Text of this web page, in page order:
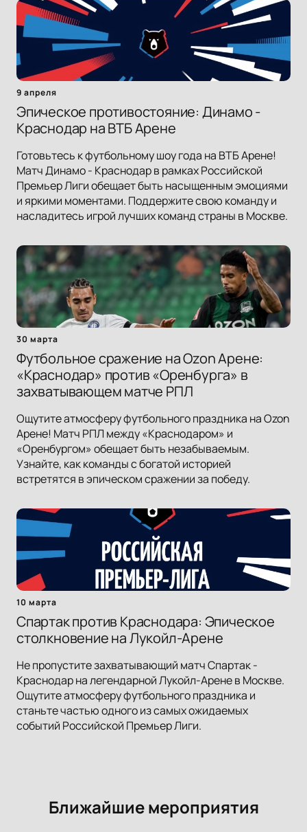
9 апреля
Эпическое противостояние: Динамо -
Краснодар на ВТБ Арене
Готовьтесь к футбольному шоу года на ВТБ Арене!
Матч Динамо - Краснодар в рамках Российской
Премьер Лиги обещает быть насыщенным эмоциями
и яркими моментами. Поддержите свою команду и
насладитесь игрой лучших команд страны в Москве.
30 марта
Футбольное сражение на Ozon Арене:
«Краснодар» против «Оренбурга» в
захватывающем матче РПЛ
Ощутите атмосферу футбольного праздника на Ozon
Арене! Матч РПЛ между «Краснодаром» и
«Оренбургом» обещает быть незабываемым.
Узнайте, как команды с богатой историей
встретятся в эпическом сражении за победу.
10 марта
Спартак против Краснодара: Эпическое
столкновение на Лукойл-Арене
Не пропустите захватывающий матч Спартак -
Краснодар на легендарной Лукойл-Арене в Москве.
Ощутите атмосферу футбольного праздника и
станьте частью одного из самых ожидаемых
событий Российской Премьер Лиги.
Ближайшие мероприятия